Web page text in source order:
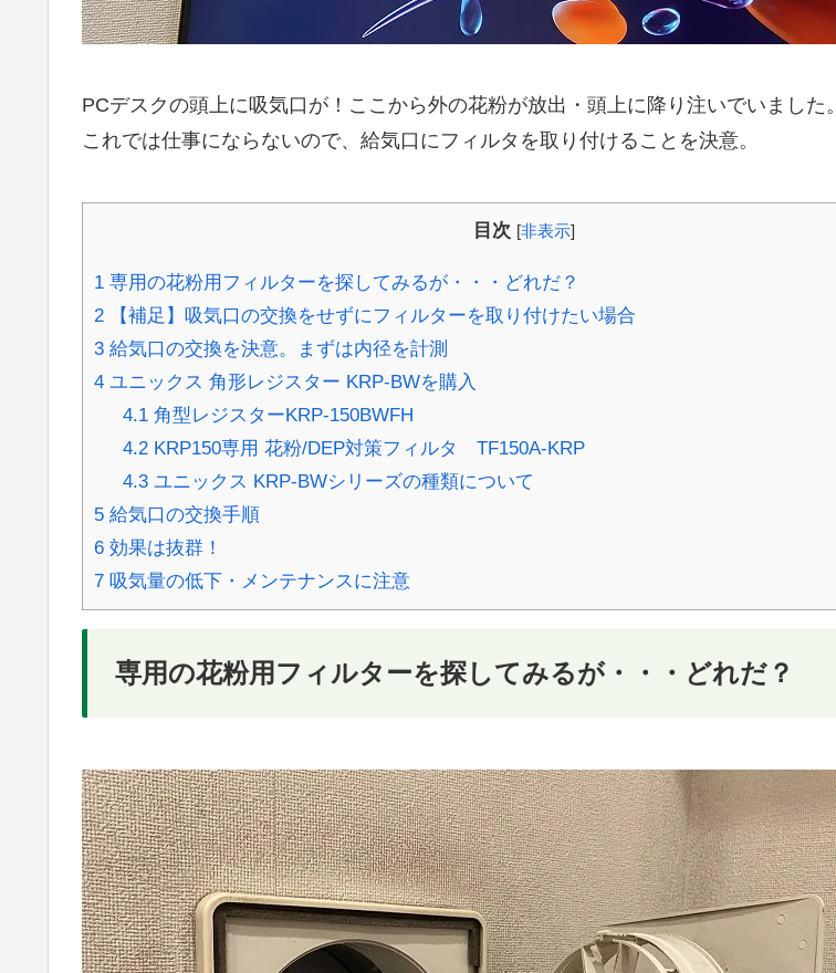
PCデスクの頭上に吸気口が！ここから外の花粉が放出・頭上に降り注いでいました。
これでは仕事にならないので、給気口にフィルタを取り付けることを決意。
目次 [非表示]
1 専用の花粉用フィルターを探してみるが・・・どれだ？
2 【補足】吸気口の交換をせずにフィルターを取り付けたい場合
3 給気口の交換を決意。まずは内径を計測
4 ユニックス 角形レジスター KRP-BWを購入
4.1角型レジスターKRP-150BWFH
4.2KRP150専用 花粉/DEP対策フィルタ TF150A-KRP
4.3ユニックス KRP-BWシリーズの種類について
5 給気口の交換手順
6 効果は抜群！
7 吸気量の低下・メンテナンスに注意
専用の花粉用フィルターを探してみるが・・・どれだ？